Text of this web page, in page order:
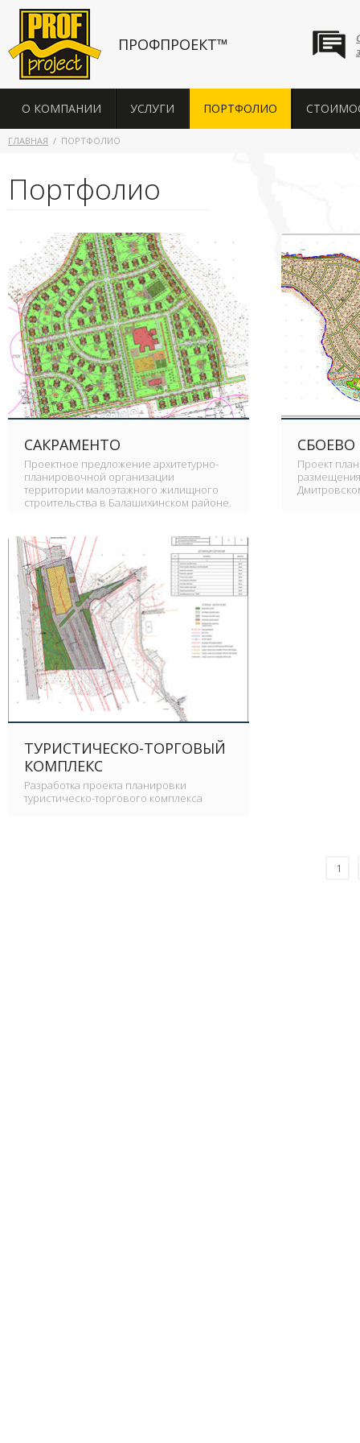
ПРОФПРОЕКТ™
О КОМПАНИИ УСЛУГИ ПОРТФОЛИО
ГЛАВНАЯ ПОРТФОЛИО
Портфолио
САКРАМЕНТО
Проектное предложение архитетурно-
планировочной организации
территории малоэтажного жилищного
строительства в Балашихинском районе.
СБОЕВО
Проект
ТУРИСТИЧЕСКО-ТОРГОВЫЙ
КОМПЛЕКС
Разработка проекта планировки
туристическо-торгового комплекса
1